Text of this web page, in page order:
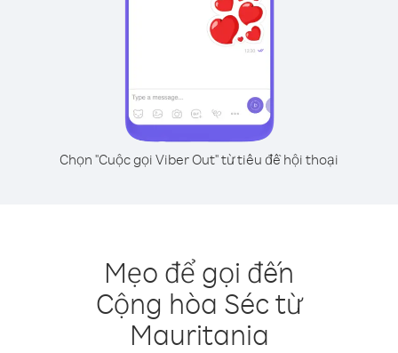
Chọn "Cuộc gọi Viber Out" từ tiêu đề hội thoại
Mẹo để gọi đến
Cộng hòa Séc từ
Mauritania